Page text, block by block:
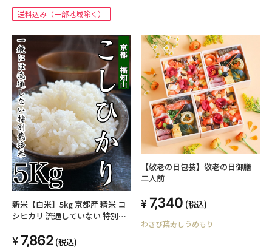
送料込み（一部地域除く）
新米【白米】5kg 京都産 精米 コ
シヒカリ 流通していない 特別な
7,862 (税込)
【敬老の日包装】敬老の日御膳
二人前
7,340 (税込)
わさび葉寿しうめもり